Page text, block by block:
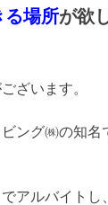
る場所が欲
ざいます。
ング㈱の知名
アルバイトし、